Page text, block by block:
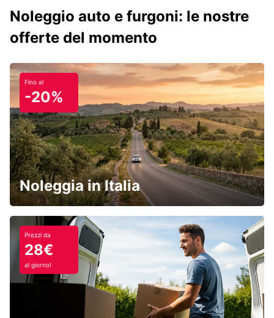
Noleggio auto e furgoni: le nostre
offerte del momento
Fino al
-20%
Noleggia in Italia
Prezzi da
28€
al giorno!